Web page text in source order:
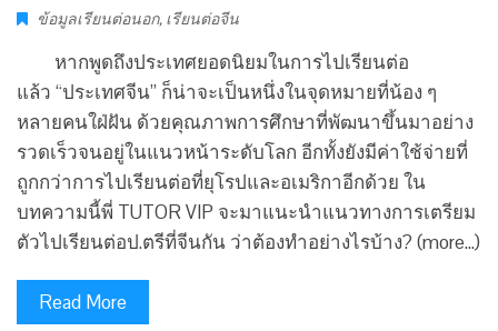
ข้อมูลเรียนต่อนอก, เรียนต่อจีน
หากพูดถึงประเทศยอดนิยมในการไปเรียนต่อ
แล้ว “ประเทศจีน” ก็น่าจะเป็นหนึ่งในจุดหมายที่น้อง ๆ
หลายคนใฝ่ฝัน ด้วยคุณภาพการศึกษาที่พัฒนาขึ้นมาอย่าง
รวดเร็วจนอยู่ในแนวหน้าระดับโลก อีกทั้งยังมีค่าใช้จ่ายที่
ถูกกว่าการไปเรียนต่อที่ยุโรปและอเมริกาอีกด้วย ใน
บทความนี้พี่ TUTOR VIP จะมาแนะนำแนวทางการเตรียม
ตัวไปเรียนต่อป.ตรีที่จีนกัน ว่าต้องทำอย่างไรบ้าง? (more…)
Read More